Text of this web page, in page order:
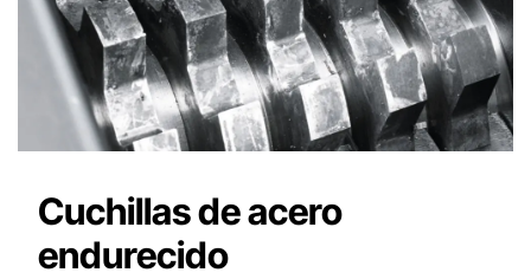
Cuchillas de acero
endurecido